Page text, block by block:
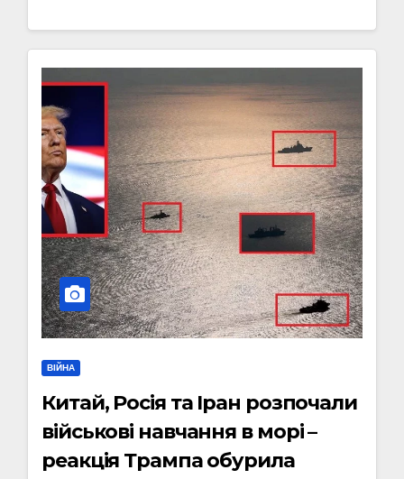
ВІЙНА
Китай, Росія та Іран розпочали
військові навчання в морі –
реакція Трампа обурила